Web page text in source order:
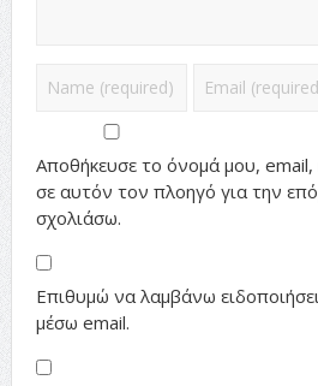
Αποθήκευσε το όνομά μου, email,
σε αυτόν τον πλοηγό για την
σχολιάσω.
Επιθυμώ να λαμβάνω
μέσω email.